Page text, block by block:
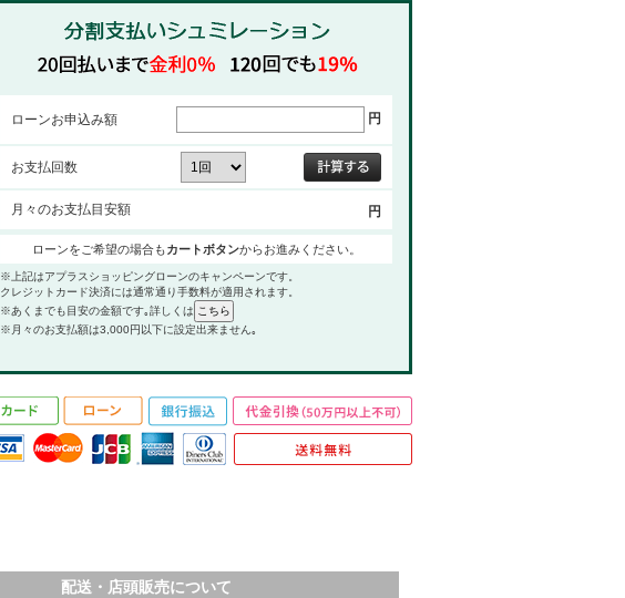
ローンお申込み額 円
お支払回数
月々のお支払目安額 円
ローンをご希望の場合もカートボタンからお進みください。
※上記はアプラスショッピングローンのキャンペーンです。
クレジットカード決済には通常通り手数料が適用されます。
※あくまでも目安の金額です｡詳しくは
※月々のお支払額は3,000円以下に設定出来ません｡
配送・店頭販売について